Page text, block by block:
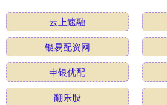
云上速融
银易配资网
申银优配
翻乐股